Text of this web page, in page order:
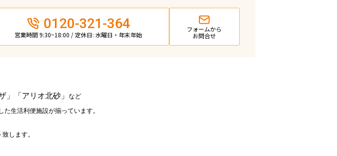
0120-321-364
営業時間 9:30~18:00 / 定休日: 水曜日・年末年始
フォームから
お問合せ
」「アリオ北砂」 など
た生活利便施設が揃っています。
します。